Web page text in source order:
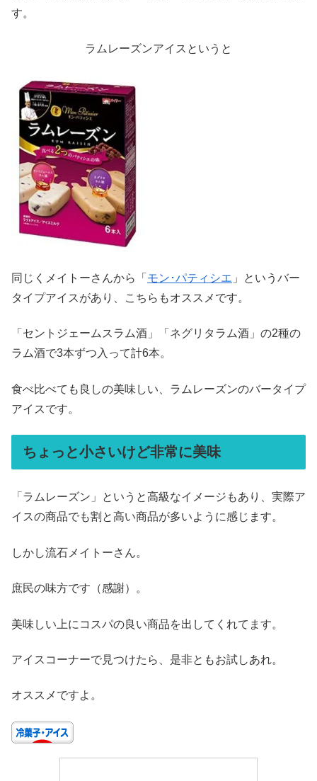
す。
ラムレーズンアイスというと
同じくメイトーさんから「 モン･パティシエ 」というバー
タイプアイスがあり、こちらもオススメです。
「セントジェームスラム酒」「ネグリタラム酒」の2種の
ラム酒で3本ずつ入って計6本。
食べ比べても良しの美味しい、ラムレーズンのバータイプ
アイスです。
ちょっと小さいけど非常に美味
「ラムレーズン」というと高級なイメージもあり、実際ア
イスの商品でも割と高い商品が多いように感じます。
しかし流石メイトーさん。
庶民の味方です（感謝）。
美味しい上にコスパの良い商品を出してくれてます。
アイスコーナーで見つけたら、是非ともお試しあれ。
オススメですよ。